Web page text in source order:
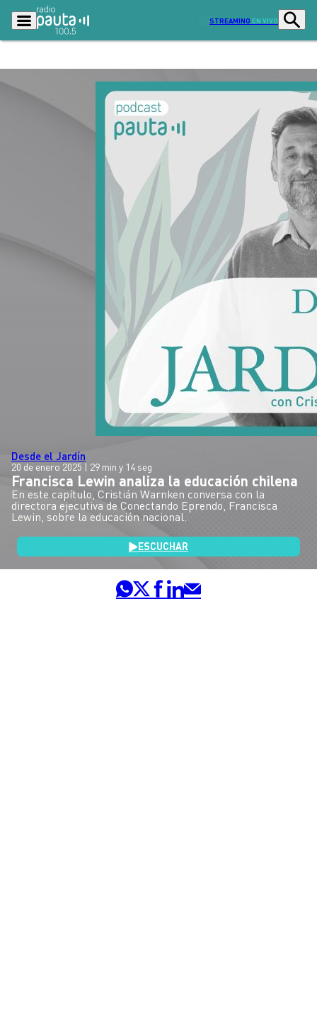
STREAMING EN VIVO
Podcasts Programas
Actualidad
Economía
Sostenibilidad
Deportes
Entretención y Cultura Opinión
Contenido Patrocinado
Desde el Jardín
20 de enero 2025 | 29 min y 14 seg
Francisca Lewin analiza la educación chilena
En este capítulo, Cristián Warnken conversa con la
directora ejecutiva de Conectando Eprendo, Francisca
Lewin, sobre la educación nacional.
ESCUCHAR